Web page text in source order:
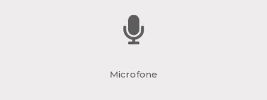
Microfone